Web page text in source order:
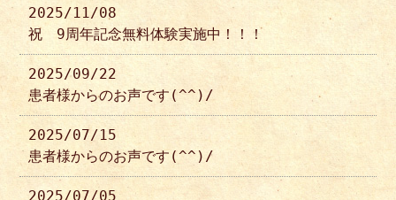
2025/11/08
祝 9周年記念無料体験実施中！！！
2025/09/22
患者様からのお声です(^^)/
2025/07/15
患者様からのお声です(^^)/
2025/07/05